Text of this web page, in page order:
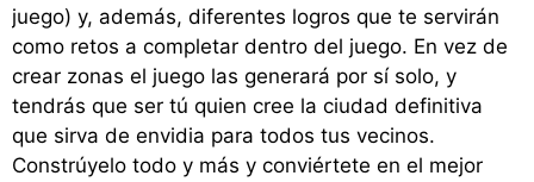
juego) y, además, diferentes logros que te servirán
como retos a completar dentro del juego. En vez de
crear zonas el juego las generará por sí solo, y
tendrás que ser tú quien cree la ciudad definitiva
que sirva de envidia para todos tus vecinos.
Constrúyelo todo y más y conviértete en el mejor